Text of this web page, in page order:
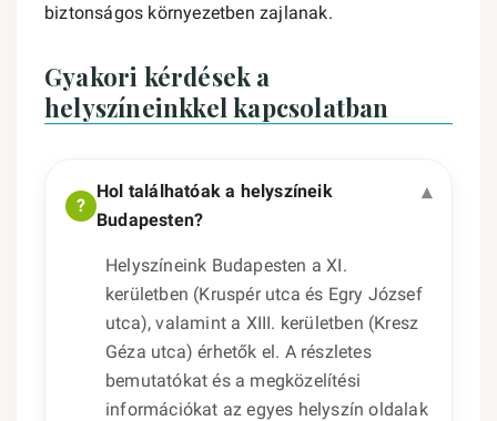
biztonságos környezetben zajlanak.
Gyakori kérdések a
helyszíneinkkel kapcsolatban
Hol találhatóak a helyszíneik
Budapesten?
Helyszíneink Budapesten a XI.
kerületben (Kruspér utca és Egry József
utca), valamint a XIII. kerületben (Kresz
Géza utca) érhetők el. A részletes
bemutatókat és a megközelítési
információkat az egyes helyszín oldalak